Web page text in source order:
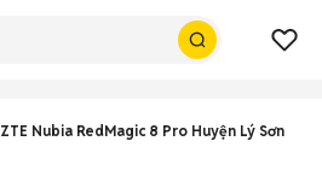
ZTE Nubia RedMagic 8 Pro Huyện Lý Sơn